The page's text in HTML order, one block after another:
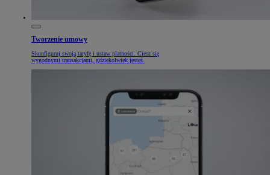
Tworzenie umowy
Skonfiguruj swoją taryfę i ustaw płatności. Ciesz się
wygodnymi transakcjami, gdziekolwiek jesteś.